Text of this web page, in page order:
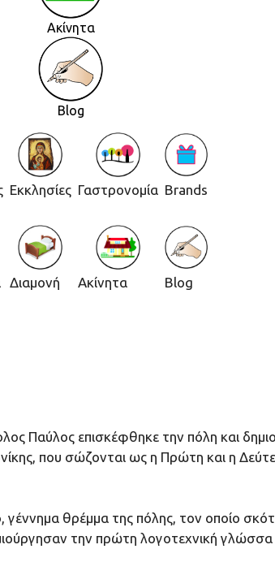
Ακίνητα
Blog
Εκκλησίες Γαστρονομία Brands
Διαμονή Ακίνητα Blog
Παύλος επισκέφθηκε την πόλη και
που σώζονται ως η Πρώτη και η
θρέμμα της πόλης, τον οποίο
την πρώτη λογοτεχνική